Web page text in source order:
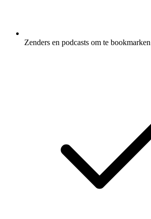
Zenders en podcasts om te bookmarken